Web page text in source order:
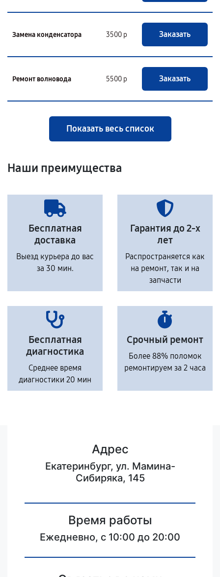
Замена конденсатора 3500 р Заказать
Ремонт волновода 5500 р Заказать
Показать весь список
Наши преимущества
Бесплатная
доставка
Выезд курьера до вас
за 30 мин.
Гарантия до 2-х
лет
Распространяется как
на ремонт, так и на
запчасти
Бесплатная
диагностика
Среднее время
диагностики 20 мин
Срочный ремонт
Более 88% поломок
ремонтируем за 2 часа
Адрес
Екатеринбург, ул. Мамина-
Сибиряка, 145
Время работы
Ежедневно, с 10:00 до 20:00